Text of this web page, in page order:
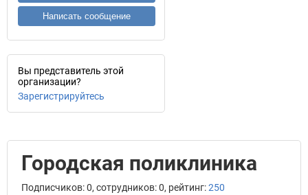
Написать сообщение
Вы представитель этой
организации?
Зарегистрируйтесь
Городская поликлиника
Подписчиков: 0, сотрудников: 0, рейтинг:250